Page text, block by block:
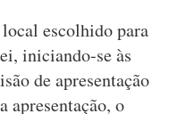
escolhido para
iniciando-se às
de apresentação
apresentação, o